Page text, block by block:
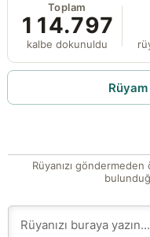
Toplam
114.797
kalbe dokunuldu
Rüyam
Rüyanızı